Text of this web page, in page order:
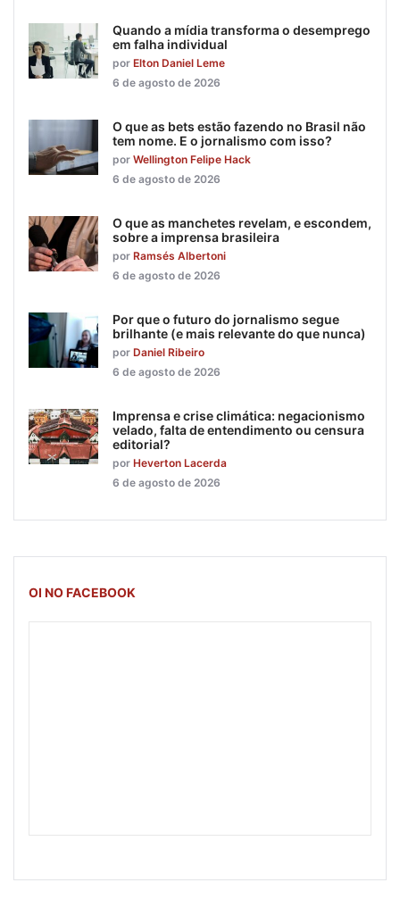
Quando a mídia transforma o desemprego
em falha individual
por Elton Daniel Leme
6 de agosto de 2026
O que as bets estão fazendo no Brasil não
tem nome. E o jornalismo com isso?
por Wellington Felipe Hack
6 de agosto de 2026
O que as manchetes revelam, e escondem,
sobre a imprensa brasileira
por Ramsés Albertoni
6 de agosto de 2026
Por que o futuro do jornalismo segue
brilhante (e mais relevante do que nunca)
por Daniel Ribeiro
6 de agosto de 2026
Imprensa e crise climática: negacionismo
velado, falta de entendimento ou censura
editorial?
por Heverton Lacerda
6 de agosto de 2026
OI NO FACEBOOK